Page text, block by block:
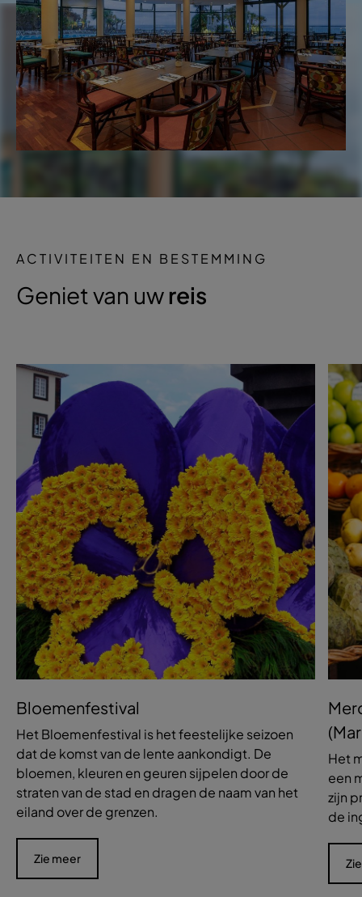
ACTIVITEITEN EN BESTEMMING
Geniet van uw reis
Bloemenfestival
Het Bloemenfestival is het feestelijke seizoen
dat de komst van de lente aankondigt. De
bloemen, kleuren en geuren sijpelen door de
straten van de stad en dragen de naam van het
eiland over de grenzen.
Zie meer
Het
een
zijn
de